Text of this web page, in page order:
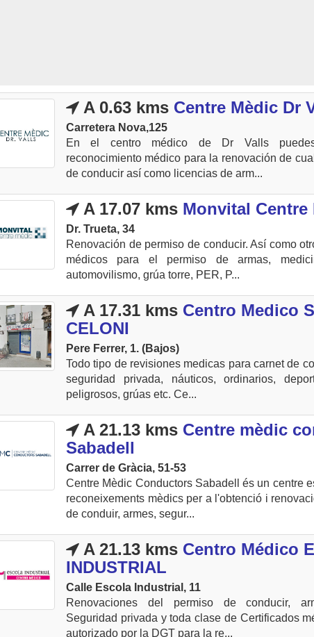
A 0.63 kms Centre Mèdic Dr
Carretera Nova,125
En el centro médico de Dr Valls
reconocimiento médico para la renovación de
de conducir así como licencias de arm...
A 17.07 kms Monvital Centre
Dr. Trueta, 34
Renovación de permiso de conducir. Así como
médicos para el permiso de armas,
automovilismo, grúa torre, PER, P...
A 17.31 kms Centro Medico
CELONI
Pere Ferrer, 1. (Bajos)
Todo tipo de revisiones medicas para carnet de
seguridad privada, náuticos, ordinarios,
peligrosos, grúas etc. Ce...
A 21.13 kms Centre mèdic
Sabadell
Carrer de Gràcia, 51-53
Centre Mèdic Conductors Sabadell és un centre
reconeixements mèdics per a l'obtenció i
de conduir, armes, segur...
A 21.13 kms Centro Médico
INDUSTRIAL
Calle Escola Industrial, 11
Renovaciones del permiso de conducir,
Seguridad privada y toda clase de Certificados
autorizado por la DGT para la re...